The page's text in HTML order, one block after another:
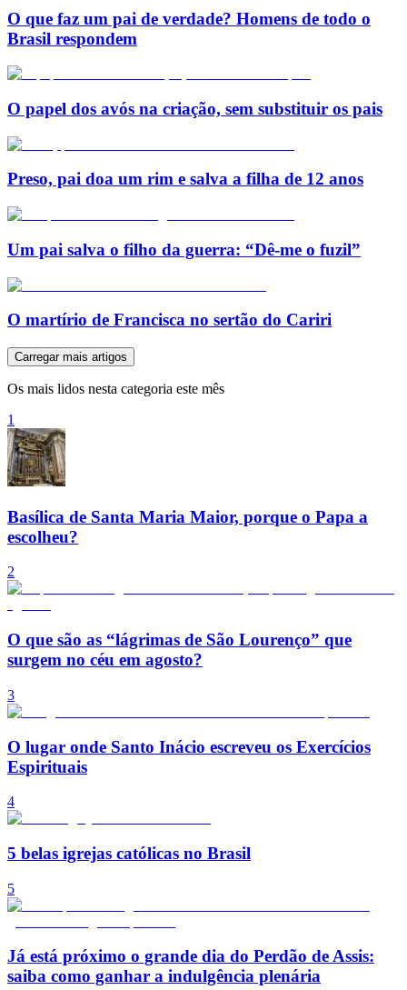
O que faz um pai de verdade? Homens de todo o
Brasil respondem
O papel dos avós na criação, sem substituir os pais
Preso, pai doa um rim e salva a filha de 12 anos
Um pai salva o filho da guerra: “Dê-me o fuzil”
O martírio de Francisca no sertão do Cariri
Carregar mais artigos
Os mais lidos nesta categoria este mês
1
Basílica de Santa Maria Maior, porque o Papa a
escolheu?
2
O que são as “lágrimas de São Lourenço” que
surgem no céu em agosto?
3
O lugar onde Santo Inácio escreveu os Exercícios
Espirituais
4
5 belas igrejas católicas no Brasil
5
Já está próximo o grande dia do Perdão de Assis:
saiba como ganhar a indulgência plenária